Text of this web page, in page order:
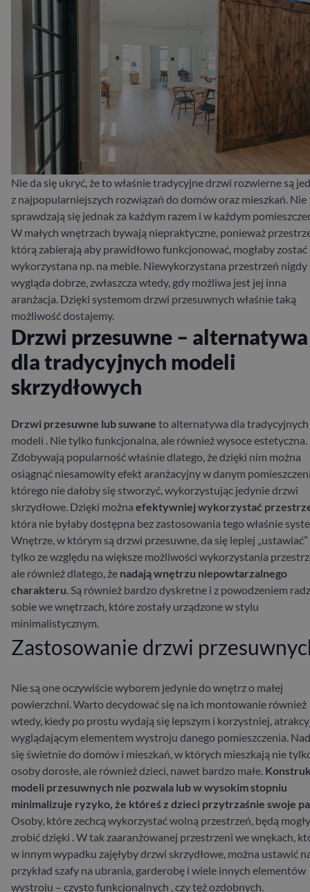
Nie da się ukryć, że to właśnie tradycyjne drzwi rozwierne są
z najpopularniejszych rozwiązań do domów oraz mieszkań. Nie
sprawdzają się jednak za każdym razem i w każdym
W małych wnętrzach bywają niepraktyczne, ponieważ
którą zabierają aby prawidłowo funkcjonować, mogłaby zostać
wykorzystana np. na meble. Niewykorzystana przestrzeń nigdy
wygląda dobrze, zwłaszcza wtedy, gdy możliwa jest jej inna
aranżacja. Dzięki systemom drzwi przesuwnych właśnie taką
możliwość dostajemy.
Drzwi przesuwne – alternatywa
dla tradycyjnych modeli
skrzydłowych
Drzwi przesuwne lubsuwane to alternatywa dla tradycyjnych
modeli . Nie tylko funkcjonalna, ale również wysoce estetyczna.
Zdobywają popularność właśnie dlatego, że dzięki nim można
osiągnąć niesamowity efekt aranżacyjny w danym
którego nie dałoby się stworzyć, wykorzystując jedynie drzwi
skrzydłowe. Dzięki można efektywniej wykorzystać
która nie byłaby dostępna bez zastosowania tego właśnie
Wnętrze, w którym są drzwi przesuwne, da się lepiej
tylko ze względu na większe możliwości wykorzystania
ale również dlatego, że nadają wnętrzu niepowtarzalnego
charakteru. Są również bardzo dyskretne i z powodzeniem
sobie we wnętrzach, które zostały urządzone w stylu
minimalistycznym.
Zastosowanie drzwi
Nie są one oczywiście wyborem jedynie do wnętrz o małej
powierzchni. Warto decydować się na ich montowanie również
wtedy, kiedy po prostu wydają się lepszym i korzystniej,
wyglądającym elementem wystroju danego pomieszczenia.
się świetnie do domów i mieszkań, w których mieszkają nie
osoby dorosłe, ale również dzieci, nawet bardzo małe.
modeli przesuwnych nie pozwala lub w wysokim stopniu
minimalizuje ryzyko, że któreś z dzieci przytrzaśnie swoje
Osoby, które zechcą wykorzystać wolną przestrzeń, będą
zrobić dzięki . W tak zaaranżowanej przestrzeni we wnękach,
w innym wypadku zajęłyby drzwi skrzydłowe, można ustawić
przykład szafy na ubrania, garderobę i wiele innych elementów
wystroju – czysto funkcjonalnych , czy też ozdobnych.